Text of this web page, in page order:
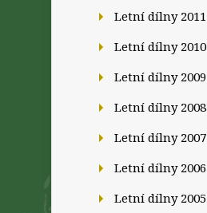
Letní dílny 2011
Letní dílny 2010
Letní dílny 2009
Letní dílny 2008
Letní dílny 2007
Letní dílny 2006
Letní dílny 2005